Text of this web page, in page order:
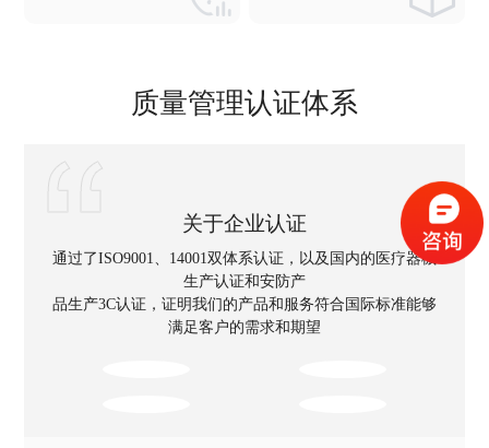
质量管理认证体系
关于企业认证
通过了ISO9001、14001双体系认证，以及国内的医疗器械
生产认证和安防产
品生产3C认证，证明我们的产品和服务符合国际标准能够
满足客户的需求和期望